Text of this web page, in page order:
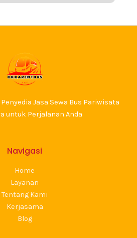
Jasa Sewa Bus Pariwisata
untuk Perjalanan Anda
Navigasi
Home
Layanan
Tentang Kami
Kerjasama
Blog